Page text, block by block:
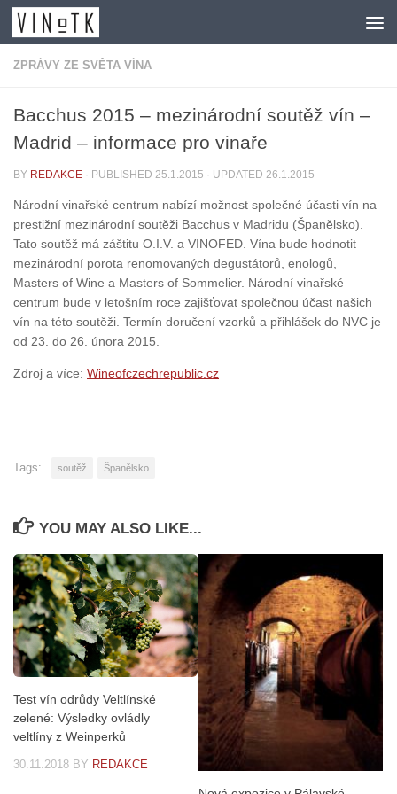
Skip to content
ZPRÁVY ZE SVĚTA VÍNA
Bacchus 2015 – mezinárodní soutěž vín –
Madrid – informace pro vinaře
BY REDAKCE · PUBLISHED 25.1.2015 · UPDATED 26.1.2015
Národní vinařské centrum nabízí možnost společné účasti vín na
prestižní mezinárodní soutěži Bacchus v Madridu (Španělsko).
Tato soutěž má záštitu O.I.V. a VINOFED. Vína bude hodnotit
mezinárodní porota renomovaných degustátorů, enologů,
Masters of Wine a Masters of Sommelier. Národní vinařské
centrum bude v letošním roce zajišťovat společnou účast našich
vín na této soutěži. Termín doručení vzorků a přihlášek do NVC je
od 23. do 26. února 2015.
Zdroj a více: Wineofczechrepublic.cz
Tags: soutěž Španělsko
YOU MAY ALSO LIKE...
Test vín odrůdy Veltlínské
zelené: Výsledky ovládly
veltlíny z Weinperků
30.11.2018 BY REDAKCE